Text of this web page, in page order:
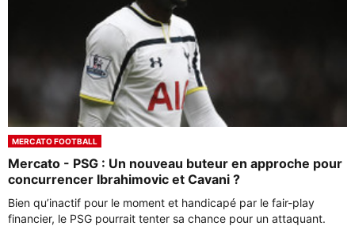
MERCATO FOOTBALL
Mercato - PSG : Un nouveau buteur en approche pour
concurrencer Ibrahimovic et Cavani ?
Bien qu’inactif pour le moment et handicapé par le fair-play
financier, le PSG pourrait tenter sa chance pour un attaquant.